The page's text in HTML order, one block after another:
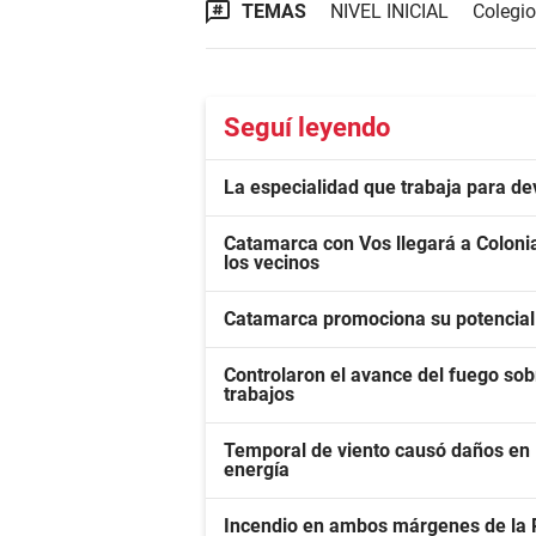
TEMAS NIVEL INICIAL
Seguí leyendo
La especialidad que trabaja para
Catamarca con Vos llegará a
los vecinos
Catamarca promociona su
Controlaron el avance del fuego
trabajos
Temporal de viento causó daños
energía
Incendio en ambos márgenes de